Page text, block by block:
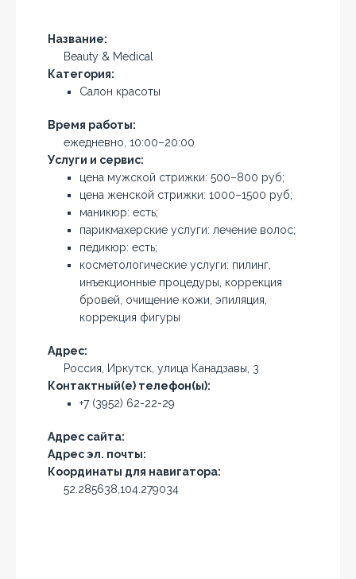
Название:
Beauty & Medical
Категория:
Салон красоты
Время работы:
ежедневно, 10:00–20:00
Услуги и сервис:
цена мужской стрижки: 500–800 руб;
цена женской стрижки: 1000–1500 руб;
маникюр: есть;
парикмахерские услуги: лечение волос;
педикюр: есть;
косметологические услуги: пилинг,
инъекционные процедуры, коррекция
бровей, очищение кожи, эпиляция,
коррекция фигуры
Адрес:
Россия, Иркутск, улица Канадзавы, 3
Контактный(е) телефон(ы):
+7 (3952) 62-22-29
Адрес сайта:
Адрес эл. почты:
Координаты для навигатора:
52.285638,104.279034